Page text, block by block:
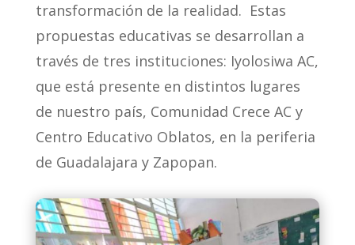
transformación de la realidad. Estas
propuestas educativas se desarrollan a
través de tres instituciones: Iyolosiwa AC,
que está presente en distintos lugares
de nuestro país, Comunidad Crece AC y
Centro Educativo Oblatos, en la periferia
de Guadalajara y Zapopan.